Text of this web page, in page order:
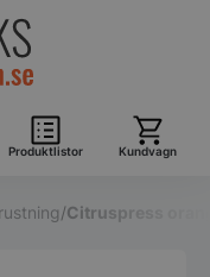
Produktlistor Kundvagn
/Citruspress